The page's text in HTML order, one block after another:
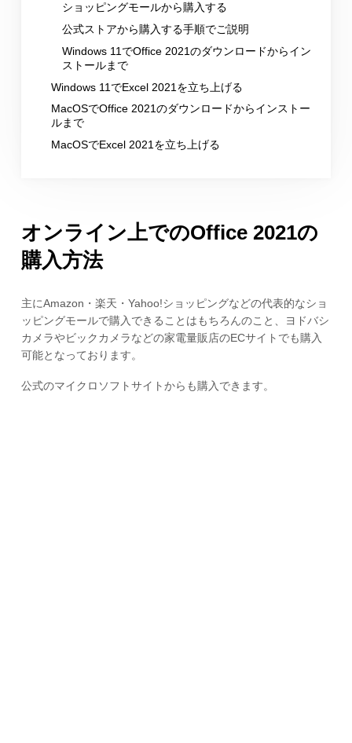
ショッピングモールから購入する
公式ストアから購入する手順でご説明
Windows 11でOffice 2021のダウンロードからイン
ストールまで
Windows 11でExcel 2021を立ち上げる
MacOSでOffice 2021のダウンロードからインストー
ルまで
MacOSでExcel 2021を立ち上げる
オンライン上でのOffice 2021の
購入方法
主にAmazon・楽天・Yahoo!ショッピングなどの代表的なショ
ッピングモールで購入できることはもちろんのこと、ヨドバシ
カメラやビックカメラなどの家電量販店のECサイトでも購入
可能となっております。
公式のマイクロソフトサイトからも購入できます。